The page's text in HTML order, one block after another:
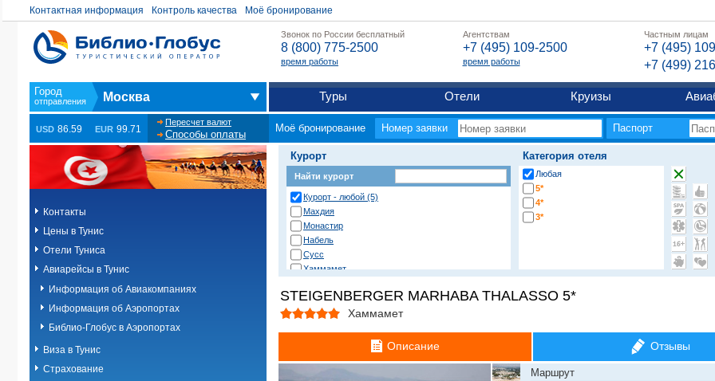
Контактная информация Контроль качества Моё бронирование
Звонок по России бесплатный
8 (800) 775-2500
время работы
Агентствам
+7 (495) 109-2500
время работы
Частным лицам
+7 (495)
+7 (499)
Москва Туры Отели Круизы
USD 86.59 EUR 99.71
Пересчет валют
Способы оплаты
Моё бронирование Номер заявки Паспорт
Контакты
Цены в Тунис
Отели Туниса
Авиарейсы в Тунис
Информация об Авиакомпаниях
Информация об Аэропортах
Библио-Глобус в Аэропортах
Виза в Тунис
Страхование
Курорт
Найти курорт
Курорт - любой (5)
Махдия
Монастир
Набель
Сусс
Хаммамет
Категория отеля
Любая
5*
4*
3*
STEIGENBERGER MARHABA THALASSO 5*
Хаммамет
Описание Отзывы
Маршрут